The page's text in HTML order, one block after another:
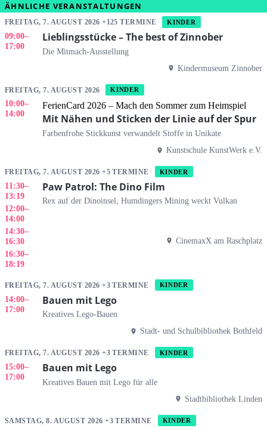
ÄHNLICHE VERANSTALTUNGEN
FREITAG, 7. AUGUST 2026 +125 TERMINE KINDER
09:00–
17:00
Lieblingsstücke – The best of Zinnober
Die Mitmach-Ausstellung
Kindermuseum Zinnober
FREITAG, 7. AUGUST 2026 KINDER
10:00–
14:00
FerienCard 2026 – Mach den Sommer zum Heimspiel
Mit Nähen und Sticken der Linie auf der Spur
Farbenfrohe Stickkunst verwandelt Stoffe in Unikate
Kunstschule KunstWerk e.V.
FREITAG, 7. AUGUST 2026 +5 TERMINE KINDER
11:30–
13:19
12:00–
14:00
14:30–
16:30
16:30–
18:19
Paw Patrol: The Dino Film
Rex auf der Dinoinsel, Humdingers Mining weckt Vulkan
CinemaxX am Raschplatz
FREITAG, 7. AUGUST 2026 +3 TERMINE KINDER
14:00–
17:00
Bauen mit Lego
Kreatives Lego-Bauen
Stadt- und Schulbibliothek Bothfeld
FREITAG, 7. AUGUST 2026 +3 TERMINE KINDER
15:00–
17:00
Bauen mit Lego
Kreatives Bauen mit Lego für alle
Stadtbibliothek Linden
SAMSTAG, 8. AUGUST 2026 +3 TERMINE KINDER